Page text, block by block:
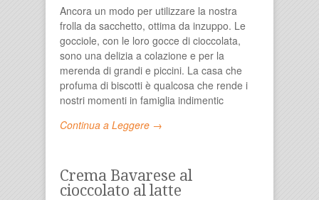
Ancora un modo per utilizzare la nostra
frolla da sacchetto, ottima da inzuppo. Le
gocciole, con le loro gocce di cioccolata,
sono una delizia a colazione e per la
merenda di grandi e piccini. La casa che
profuma di biscotti è qualcosa che rende i
nostri momenti in famiglia indimentic
Continua a Leggere →
Crema Bavarese al
cioccolato al latte